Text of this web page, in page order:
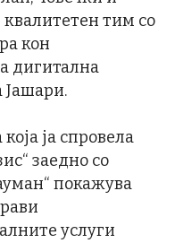
тим со
кон
дигитална
Јашари.
ја спровела
заедно со
покажува
услуги